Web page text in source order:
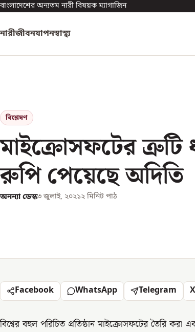
বাংলাদেশের অন্যতম নারী বিষয়ক ম্যাগাজিন
নারীজীবনযাপনস্বাস্থ্য
বিশ্লেষণ
মাইক্রোসফটের ত্রুটি
রুপি পেয়েছে অদিতি
অনন্যা ডেস্ক৩ জুলাই, ২০২১২ মিনিট পাঠ
Facebook WhatsApp Telegram X
বিশ্বের বহুল পরিচিত প্রতিষ্ঠান মাইক্রোসফটের তৈরি